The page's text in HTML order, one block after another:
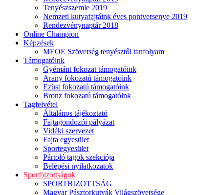
Tenyészszemle 2019
Nemzeti kutyafajtáink éves pontversenye 2019
Rendezvénynaptár 2018
Online Champion
Képzések
MEOE Szövetség tenyésztői tanfolyam
Támogatóink
Gyémánt fokozat támogatóink
Arany fokozatú támogatóink
Ezüst fokozatú támogatóink
Bronz fokozatú támogatóink
Tagfelvétel
Általános tájékoztató
Fajtagondozói pályázat
Vidéki szervezet
Fajta egyesület
Sportegyesület
Pártoló tagok szekciója
Belépési nyilatkozatok
Sportbizottságok
SPORTBIZOTTSÁG
Magyar Pásztorkutyák Világszövetsége